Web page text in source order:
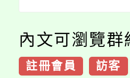
內文可瀏覽群
註冊會員 訪客